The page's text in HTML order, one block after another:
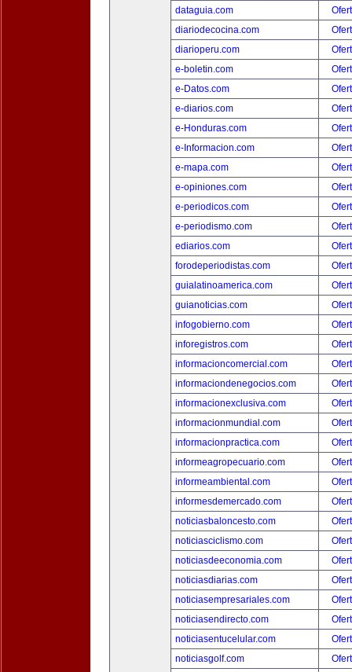
dataguia.com
diariodecocina.com
diarioperu.com
e-boletin.com
e-Datos.com
e-diarios.com
e-Honduras.com
e-Informacion.com
e-mapa.com
e-opiniones.com
e-periodicos.com
e-periodismo.com
ediarios.com
forodeperiodistas.com
guialatinoamerica.com
guianoticias.com
infogobierno.com
inforegistros.com
informacioncomercial.com
informaciondenegocios.com
informacionexclusiva.com
informacionmundial.com
informacionpractica.com
informeagropecuario.com
informeambiental.com
informesdemercado.com
noticiasbaloncesto.com
noticiasciclismo.com
noticiasdeeconomia.com
noticiasdiarias.com
noticiasempresariales.com
noticiasendirecto.com
noticiasentucelular.com
noticiasgolf.com